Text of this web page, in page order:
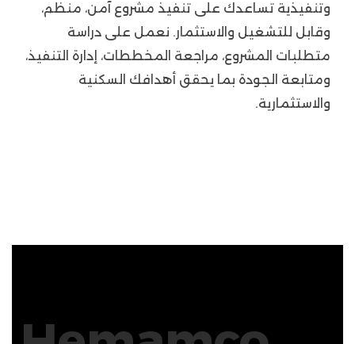
وتنفيذية تساعدك على تنفيذ مشروع آمن، منظم،
وقابل للتشغيل والاستثمار. نعمل على دراسة
متطلبات المشروع، مراجعة المخططات، إدارة التنفيذ،
ومتابعة الجودة بما يحقق أهدافك السكنية
والاستثمارية.